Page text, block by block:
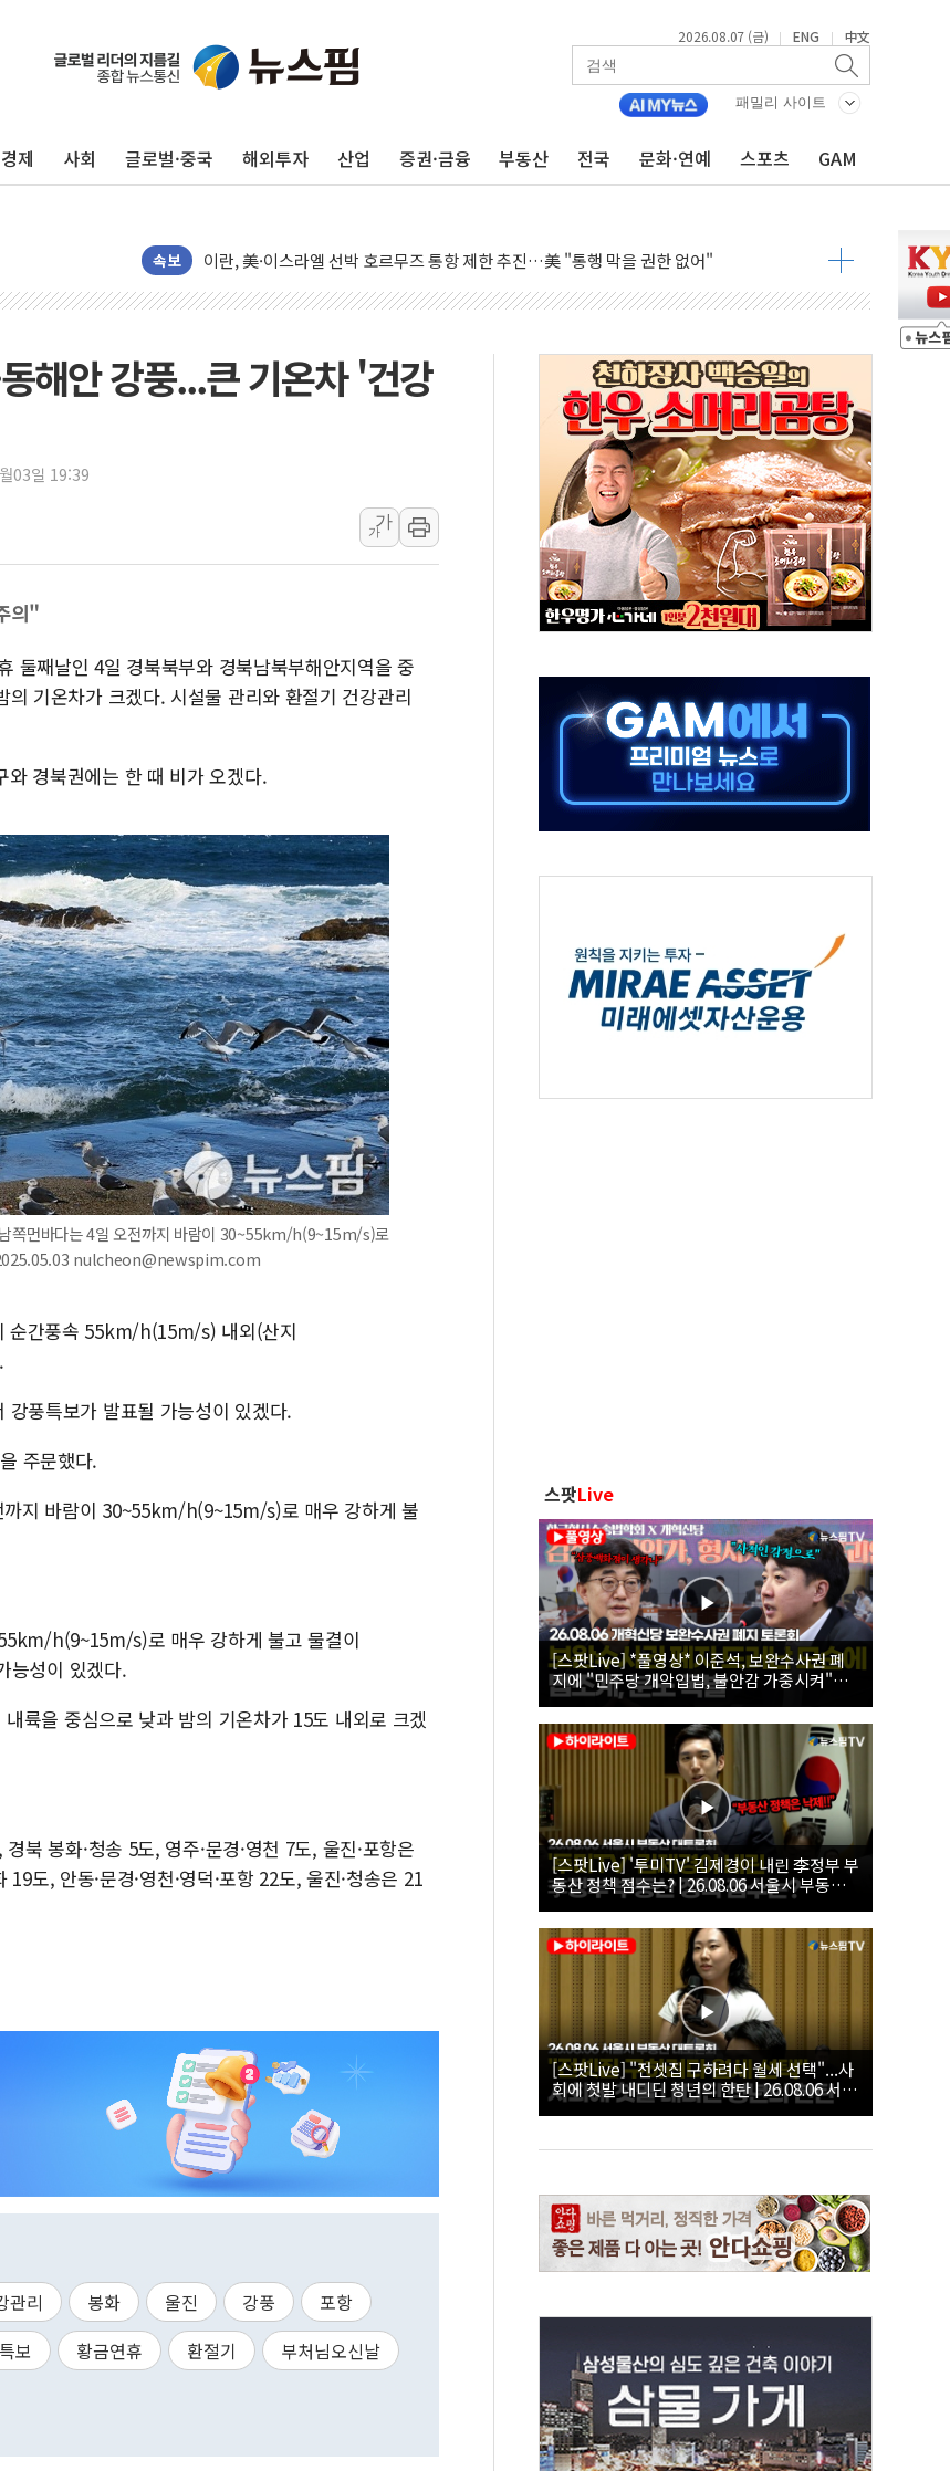
2026.08.07 (금) | ENG | 中文
패밀리 사이트
경제 사회 글로벌·중국 해외투자 산업 증권·금융 부동산 전국 문화·연예 스포츠 GAM
속보
이란, 오만과 호르무즈 해협 재개방 합의 막바지.."美와 직접 협상 없어"
[민주 당권주자 일정] 송영길·정청래·김민석 후보 - 8월 7일
[오늘의 정치일정] 8월 7일(금)
[오늘의 국회일정] 상임위·세미나·기자회견·주요 정당 - 8월 7일
유럽증시, 견조한 실적 소화하며 대부분 상승… "2분기 기업 순이익 21% 증가" 전망
리투아니아 국방 "러, 우크라 드론으로 나토 회원국 공격 검토… 거짓 깃발 작전"
뉴욕증시 개장 전 특징주...모더나·아이온큐·도어대시↑ VS 샌디스크·피그마·앱러빈↓
김정관 장관 "영업이익 N% 성과급 반대…상법·자본시장법 개정 논의"
뉴욕증시 프리뷰, 미 주가선물 AI주 차익실현 속 혼조세...웨스턴디지털·샌디스크↓
청와대, 북한 단거리 탄도미사일 발사에 긴급 안보 점검회의
금값 7주 만에 최고…美 고용 둔화·호르무즈 재개방 기대에 강세
[인도증시] 중동 긴장 완화에 실적 호조까지, 상승...호실적 보고 기업 상승세 뚜렷
러, 1인칭시점 드론으로 우크라 민간인 '사파리' 공격… 시민들 공포감 극대화 전략
[베트남 증시] 지수 하락 속 'DGC' 임시 주총 기대감에 홀로 상한가…마진 잔액은 사상 최고
'월가의 황제' 다이먼 "금융시장 레버리지 위험수위…숨은 차입이 더 큰 변수"
양주 섬유염색공장서 화재 1명 중상…대응 1단계 진압 중
김정관 산업부 장관 "주 52시간 손봐야, 경쟁상대 中과 비교해야"
해안 강풍...큰 기온차 '건강
03일 19:39
가
가
의"
둘째날인 4일 경북북부와 경북남북부해안지역을 중
기온차가 크겠다. 시설물 관리와 환절기 건강관리
경북권에는 한 때 비가 오겠다.
쪽먼바다는 4일 오전까지 바람이 30~55km/h(9~15m/s)로
2025.05.03 nulcheon@newspim.com
순간풍속 55km/h(15m/s) 내외(산지
풍특보가 발표될 가능성이 있겠다.
주문했다.
지 바람이 30~55km/h(9~15m/s)로 매우 강하게 불
h(9~15m/s)로 매우 강하게 불고 물결이
능성이 있겠다.
륙을 중심으로 낮과 밤의 기온차가 15도 내외로 크겠
북 봉화·청송 5도, 영주·문경·영천 7도, 울진·포항은
도, 안동·문경·영천·영덕·포항 22도, 울진·청송은 21
관리 봉화 울진 강풍
포항
보 황금연휴 환절기
부처님오신날
스팟Live
[스팟Live] *풀영상* 이준석, 보완수사권 폐
지에 "민주당 개악입법, 불안감 가중시켜"｜
26.08.06 개혁신당 보완수사권 폐지 토론회
[스팟Live] '투미TV' 김제경이 내린 李정부 부
동산 정책 점수는? | 26.08.06 서울시 부동산
대토론회
[스팟Live] "전셋집 구하려다 월세 선택"...사
회에 첫발 내디딘 청년의 한탄 | 26.08.06 서울
시 부동산 대토론회